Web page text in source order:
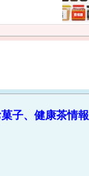
子、健康茶情報